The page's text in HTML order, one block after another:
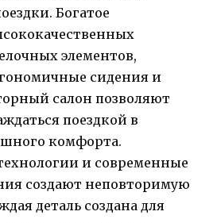
Богатое
элементов,
сидения и
салон позволяют
поездкой в
комфорта.
и современные
создают неповторимую
деталь создана для